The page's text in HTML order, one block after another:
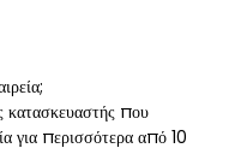
κατασκευαστής που
για περισσότερα από 10